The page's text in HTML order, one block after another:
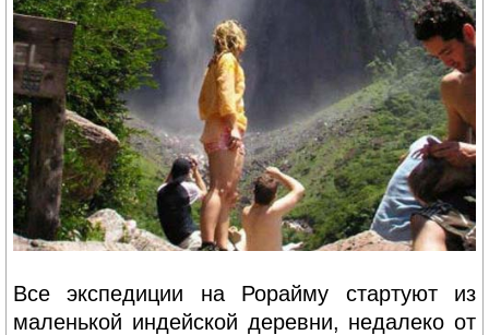
Все экспедиции на Рорайму стартуют из
маленькой индейской деревни, недалеко от